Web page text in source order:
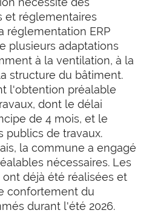
et réglementaires
réglementation ERP
plusieurs adaptations
à la ventilation, à la
structure du bâtiment.
l'obtention préalable
dont le délai
de 4 mois, et le
publics de travaux.
la commune a engagé
nécessaires. Les
déjà été réalisées et
confortement du
durant l'été 2026.